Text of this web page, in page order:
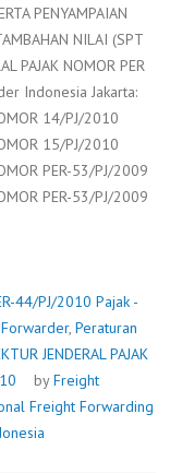
PENYAMPAIAN
NILAI (SPT
PAJAK NOMOR PER
Indonesia Jakarta:
14/PJ/2010
15/PJ/2010
PER-53/PJ/2009
PER-53/PJ/2009
44/PJ/2010 Pajak -
, Peraturan
JENDERAL PAJAK
byFreight
Freight Forwarding